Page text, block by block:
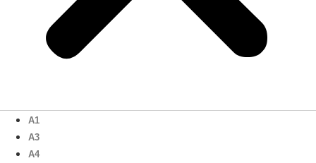
A1
A3
A4